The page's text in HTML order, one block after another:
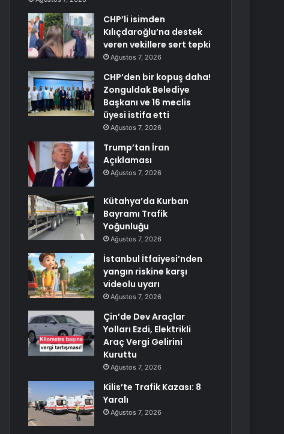
CHP’li isimden
Kılıçdaroğlu’na destek
veren vekillere sert tepki
Ağustos 7, 2026
CHP’den bir kopuş daha!
Zonguldak Belediye
Başkanı ve 16 meclis
üyesi istifa etti
Ağustos 7, 2026
Trump’tan İran
Açıklaması
Ağustos 7, 2026
Kütahya’da Kurban
Bayramı Trafik
Yoğunluğu
Ağustos 7, 2026
İstanbul İtfaiyesi’nden
yangın riskine karşı
videolu uyarı
Ağustos 7, 2026
Çin’de Dev Araçlar
Yolları Ezdi, Elektrikli
Araç Vergi Gelirini
Kuruttu
Ağustos 7, 2026
Kilis’te Trafik Kazası: 8
Yaralı
Ağustos 7, 2026